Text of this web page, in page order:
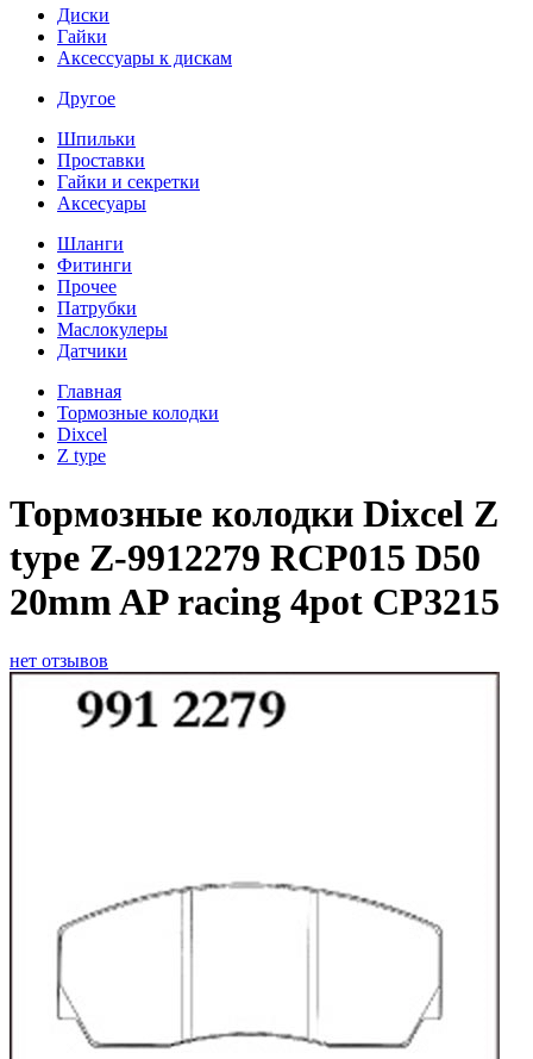
Диски
Гайки
Аксессуары к дискам
Другое
Шпильки
Проставки
Гайки и секретки
Аксесуары
Шланги
Фитинги
Прочее
Патрубки
Маслокулеры
Датчики
Главная
Тормозные колодки
Dixcel
Z type
Тормозные колодки Dixcel Z
type Z-9912279 RCP015 D50
20mm AP racing 4pot CP3215
нет отзывов